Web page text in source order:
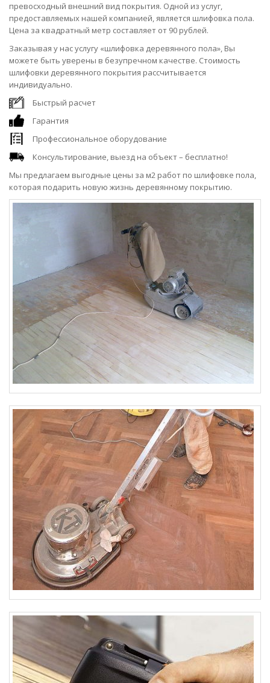
превосходный внешний вид покрытия. Одной из услуг,
предоставляемых нашей компанией, является шлифовка пола.
Цена за квадратный метр составляет от 90 рублей.
Заказывая у нас услугу «шлифовка деревянного пола», Вы
можете быть уверены в безупречном качестве. Стоимость
шлифовки деревянного покрытия рассчитывается
индивидуально.
Быстрый расчет
Гарантия
Профессиональное оборудование
Консультирование, выезд на объект – бесплатно!
Мы предлагаем выгодные цены за м2 работ по шлифовке пола,
которая подарить новую жизнь деревянному покрытию.